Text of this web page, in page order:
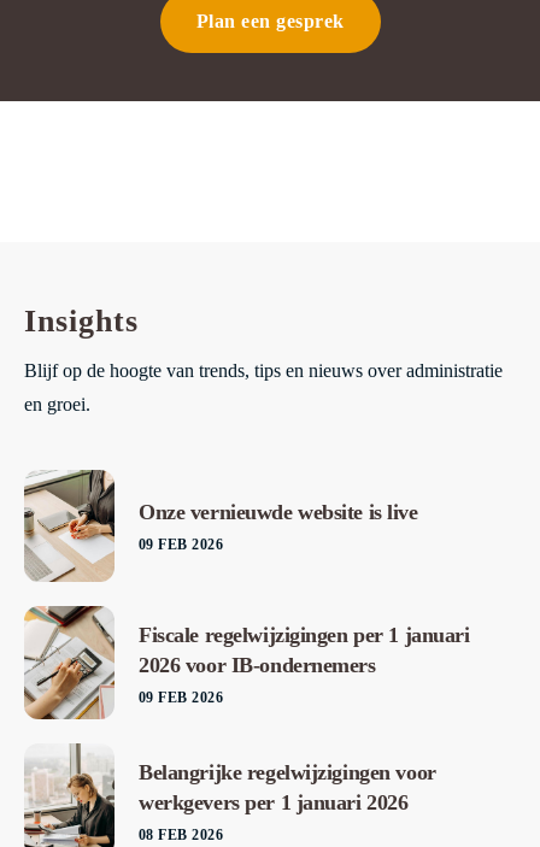
Plan een gesprek
Insights
Blijf op de hoogte van trends, tips en nieuws over administratie
en groei.
Onze vernieuwde website is live
09 FEB 2026
Fiscale regelwijzigingen per 1 januari
2026 voor IB-ondernemers
09 FEB 2026
Belangrijke regelwijzigingen voor
werkgevers per 1 januari 2026
08 FEB 2026